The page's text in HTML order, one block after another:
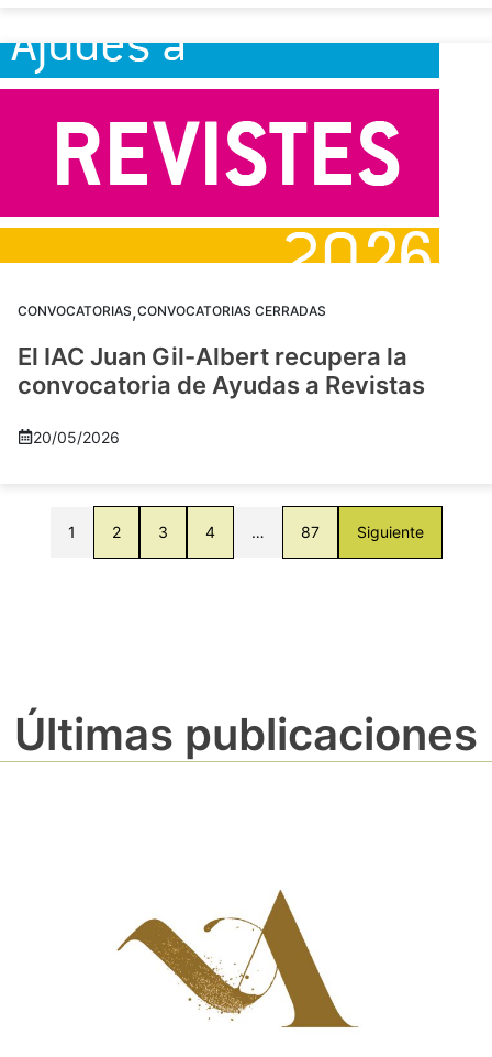
CONVOCATORIAS,CONVOCATORIAS CERRADAS
El IAC Juan Gil-Albert recupera la
convocatoria de Ayudas a Revistas
20/05/2026
1 2 3 4 … 87 Siguiente
Últimas publicaciones